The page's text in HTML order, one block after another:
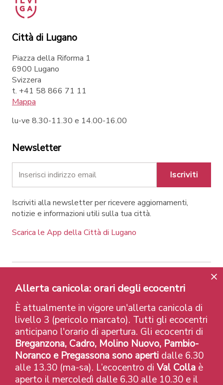
Città di Lugano
Piazza della Riforma 1
6900 Lugano
Svizzera
t. +41 58 866 71 11
Mappa
lu-ve 8.30-11.30 e 14.00-16.00
Newsletter
Iscriviti
Iscriviti alla newsletter per ricevere aggiornamenti,
notizie e informazioni utili sulla tua città.
Scarica le App della Città di Lugano
Contatti Link Note legali
Privacy Policy
Label e riconoscimenti
Credits
© 2026 Città di Lugano
Allerta canicola: orari degli ecocentri
È attualmente in vigore un'allerta canicola di
livello 3 (pericolo marcato). Tutti gli ecocentri
anticipano l'orario di apertura. Gli ecocentri di
Breganzona, Cadro, Molino Nuovo, Pambio-
Noranco e Pregassona sono aperti dalle 6.30
alle 13.30 (ma-sa). L’ecocentro di Val Colla è
aperto il mercoledì dalle 6.30 alle 10.30 e il